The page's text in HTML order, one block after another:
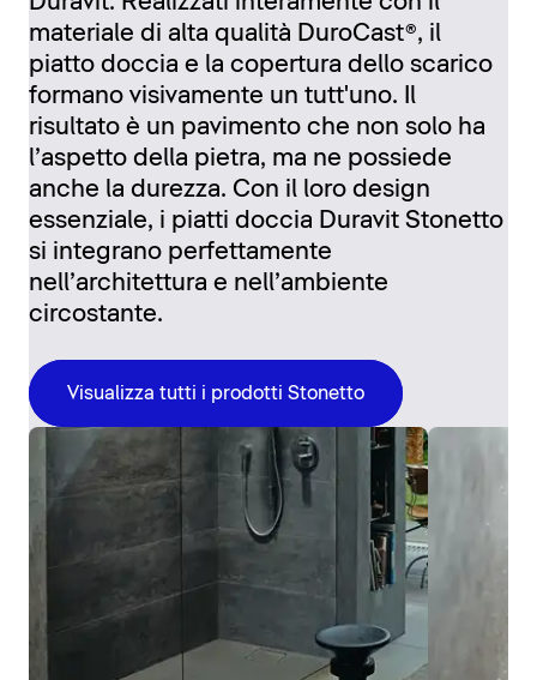
materiale di alta qualità DuroCast®, il
piatto doccia e la copertura dello scarico
formano visivamente un tutt'uno. Il
risultato è un pavimento che non solo ha
l’aspetto della pietra, ma ne possiede
anche la durezza. Con il loro design
essenziale, i piatti doccia Duravit Stonetto
si integrano perfettamente
nell’architettura e nell’ambiente
circostante.
Visualizza tutti i prodotti Stonetto